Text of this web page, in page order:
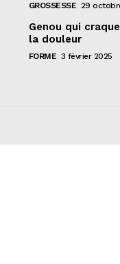
GROSSESSE 29
Genou qui
la douleur
FORME 3 février 2025